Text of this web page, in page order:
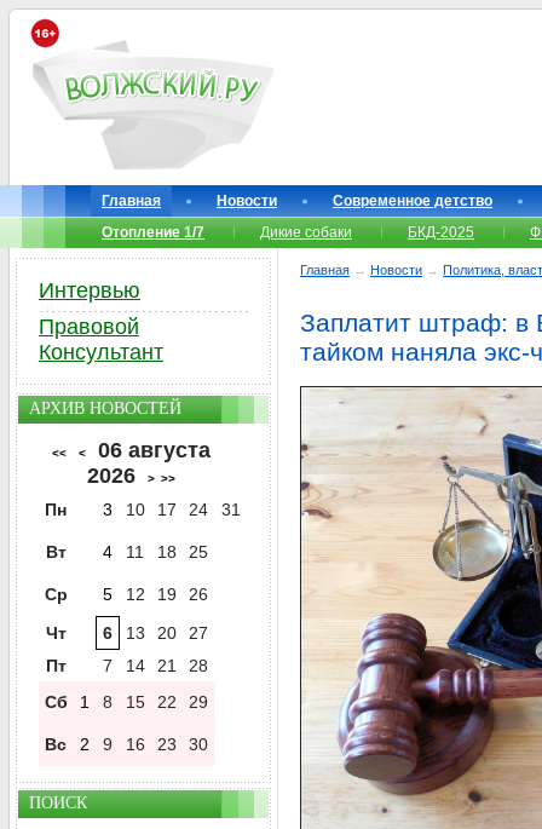
Главная Новости
Современное детство
Отопление 1/7
Дикие собаки БКД-2025
Главная → Новости → Политика,
Заплатит штраф: в
тайком наняла
Интервью
Правовой
Консультант
АРХИВ НОВОСТЕЙ
<< <
06 августа
2026
> >>
Пн 3 10 17 24 31
Вт 4 11 18 25
Ср 5 12 19
26
Чт
6 13 20
27
Пт
7 14 21
28
Сб
1 8 15 22 29
Вс 2 9 16 23 30
ПОИСК